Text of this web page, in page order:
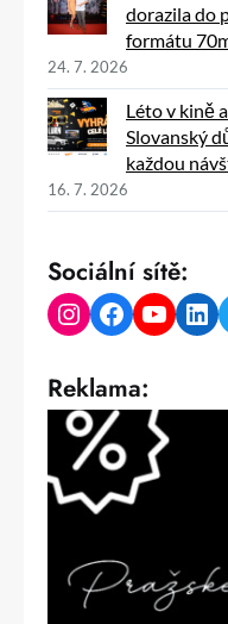
dorazila do
formátu
24. 7. 2026
Léto v kině
Slovanský
každou
16. 7. 2026
Sociální sítě:
Instagram Facebook YouTube LinkedIn
Reklama: